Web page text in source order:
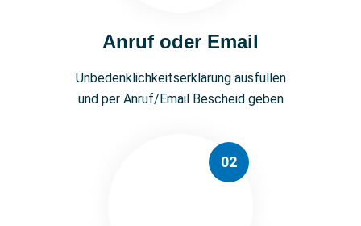
Anruf oder Email
Unbedenklichkeitserklärung ausfüllen
und per Anruf/Email Bescheid geben
02